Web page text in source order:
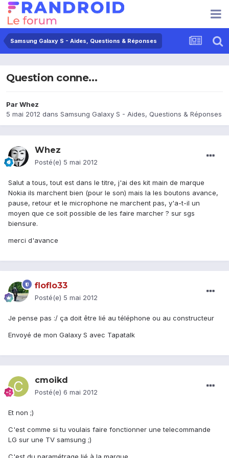
Samsung Galaxy S - Aides, Questions & Réponses
Question conne...
ParWhez
5 mai 2012 dans Samsung Galaxy S - Aides, Questions & Réponses
Whez
Posté(e) 5 mai 2012
Salut a tous, tout est dans le titre, j'ai des kit main de marque
Nokia ils marchent bien (pour le son) mais la les boutons avance,
pause, retour et le microphone ne marchent pas, y'a-t-il un
moyen que ce soit possible de les faire marcher ? sur sgs
biensure.
merci d'avance
floflo33
Posté(e) 5 mai 2012
Je pense pas :/ ça doit être lié au téléphone ou au constructeur
Envoyé de mon Galaxy S avec Tapatalk
cmoikd
Posté(e) 6 mai 2012
Et non ;)
C'est comme si tu voulais faire fonctionner une telecommande
LG sur une TV samsung ;)